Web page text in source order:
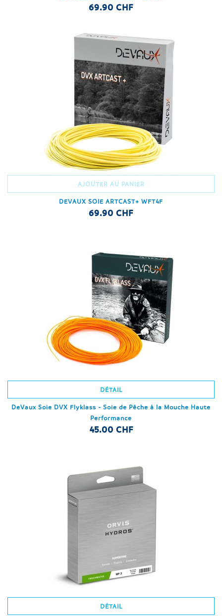
69.90 CHF
AJOUTER AU PANIER
DEVAUX SOIE ARTCAST+ WFT4F
69.90 CHF
DÉTAIL
DeVaux Soie DVX Flyklass - Soie de Pêche à la Mouche Haute
Performance
45.00 CHF
DÉTAIL